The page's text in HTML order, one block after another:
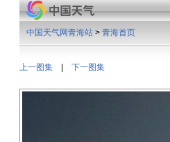
上一图集 下一图集
中国天气网青海站 > 青海首页